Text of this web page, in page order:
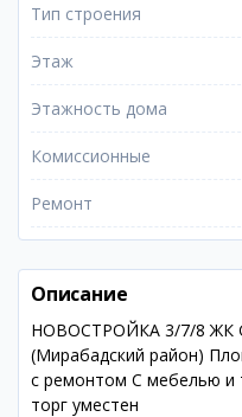
Тип строения
Этаж
Этажность дома
Комиссионные
Ремонт
Описание
НОВОСТРОЙКА 3/7/8 ЖК
(Мирабадский район)
с ремонтом С мебелью и
торг уместен